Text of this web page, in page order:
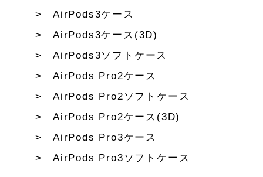
AirPods3ケース
AirPods3ケース(3D)
AirPods3ソフトケース
AirPods Pro2ケース
AirPods Pro2ソフトケース
AirPods Pro2ケース(3D)
AirPods Pro3ケース
AirPods Pro3ソフトケース